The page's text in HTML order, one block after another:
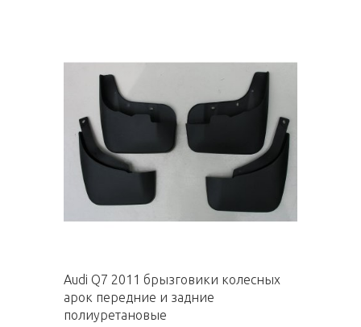
Audi Q7 2011 брызговики колесных
арок передние и задние
полиуретановые